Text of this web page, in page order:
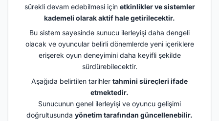
sürekli devam edebilmesi için etkinlikler ve sistemler
kademeli olarak aktif hale getirilecektir.
Bu sistem sayesinde sunucu ilerleyişi daha dengeli
olacak ve oyuncular belirli dönemlerde yeni içeriklere
erişerek oyun deneyimini daha keyifli şekilde
sürdürebilecektir.
Aşağıda belirtilen tarihler tahmini süreçleri ifade
etmektedir.
Sunucunun genel ilerleyişi ve oyuncu gelişimi
doğrultusunda yönetim tarafından güncellenebilir.